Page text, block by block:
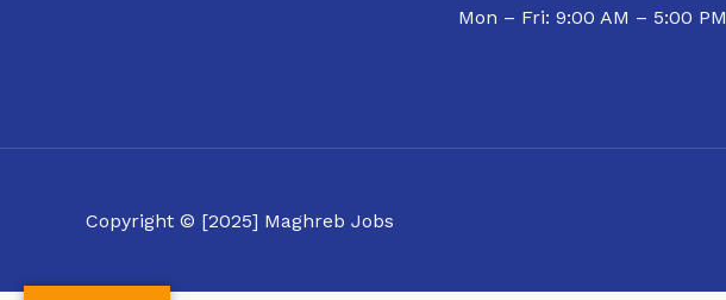
Mon – Fri: 9:00 AM – 5:00 PM
Copyright © [2025] Maghreb Jobs